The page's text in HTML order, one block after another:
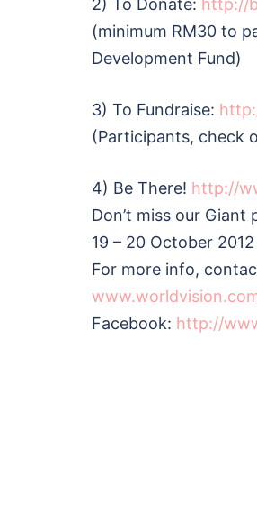
2) To Donate: http://
(minimum RM30 to
Development Fund)
3) To Fundraise:
(Participants, check
4) Be There! http://
Don’t miss our
19 – 20 October 2012
For more info,
Facebook: http://